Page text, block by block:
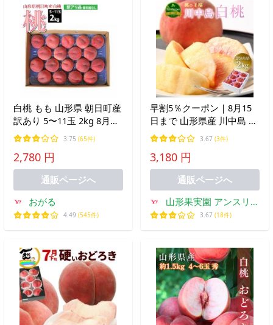
白桃 もも 山形県 朝日町産
訳あり 5〜11玉 2kg 8月上
旬〜順次発送3.75 (65件)
2,780 円
通販ページへ
おがる
4.49 (545件)
早割5％クーポン｜8月15
日まで 山形県産 川中島 白
桃 桃 2kg 5〜10個 訳あり
品 産地直送 果物 フルーツ
ギフト 贈答品 お中元 8月
下旬からお届け mm-kw
3.67 (3件)
3,180 円
通販ページへ
山形果実園 アンスリー
ファーム
3.67 (18件)